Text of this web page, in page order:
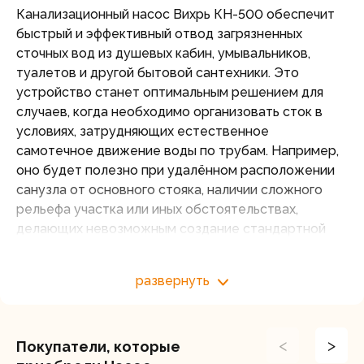
Канализационный насос Вихрь КН-500 обеспечит
быстрый и эффективный отвод загрязненных
сточных вод из душевых кабин, умывальников,
туалетов и другой бытовой сантехники. Это
устройство станет оптимальным решением для
случаев, когда необходимо организовать сток в
условиях, затрудняющих естественное
самотечное движение воды по трубам. Например,
оно будет полезно при удалённом расположении
санузла от основного стояка, наличии сложного
рельефа участка или иных обстоятельствах,
делающих невозможным создание стандартной
позволяет оперативно удалять большие объемы
развернуть
Покупатели, которые
< >